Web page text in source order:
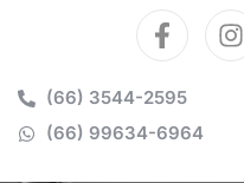
(66) 3544-2595
(66) 99634-6964